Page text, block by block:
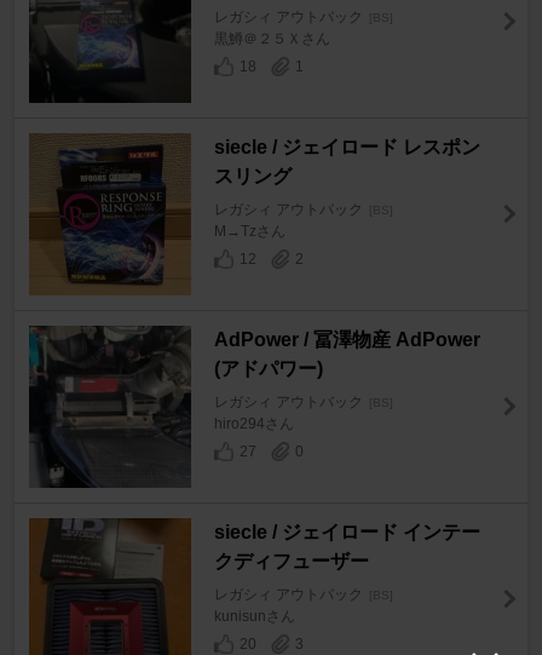
レガシィ アウトバック [BS]
黒鱒＠２５Ｘさん
18
1
siecle / ジェイロード レスポン
スリング
レガシィ アウトバック [BS]
M→Tzさん
12
2
AdPower / 冨澤物産 AdPower
(アドパワー)
レガシィ アウトバック [BS]
hiro294さん
27
0
siecle / ジェイロード インテー
クディフューザー
レガシィ アウトバック [BS]
kunisunさん
20
3